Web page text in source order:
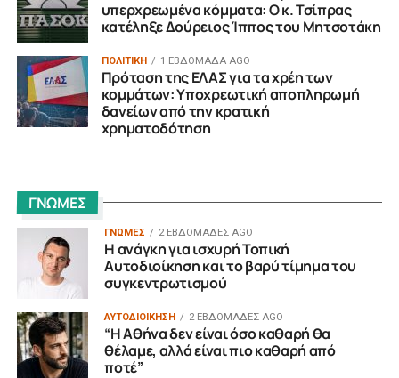
υπερχρεωμένα κόμματα: Ο κ. Τσίπρας
κατέληξε Δούρειος Ίππος του Μητσοτάκη
ΠΟΛΙΤΙΚΗ 1 ΕΒΔΟΜΆΔΑ AGO
Πρόταση της ΕΛΑΣ για τα χρέη των
κομμάτων: Υποχρεωτική αποπληρωμή
δανείων από την κρατική
χρηματοδότηση
ΓΝΩΜΕΣ
ΓΝΩΜΕΣ 2 ΕΒΔΟΜΆΔΕΣ AGO
Η ανάγκη για ισχυρή Τοπική
Αυτοδιοίκηση και το βαρύ τίμημα του
συγκεντρωτισμού
ΑΥΤΟΔΙΟΙΚΗΣΗ 2 ΕΒΔΟΜΆΔΕΣ AGO
“H Αθήνα δεν είναι όσο καθαρή θα
θέλαμε, αλλά είναι πιο καθαρή από
ποτέ”